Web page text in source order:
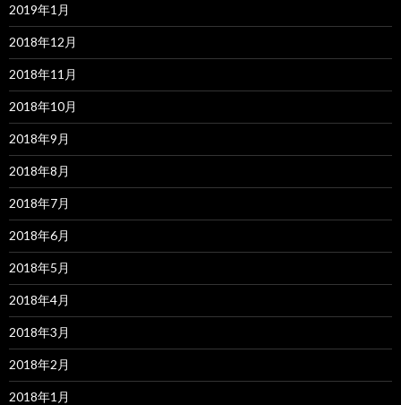
2019年1月
2018年12月
2018年11月
2018年10月
2018年9月
2018年8月
2018年7月
2018年6月
2018年5月
2018年4月
2018年3月
2018年2月
2018年1月